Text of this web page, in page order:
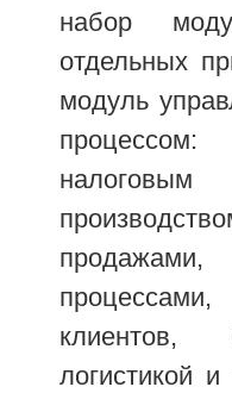
набор
отдельных
модуль
процессом:
клиентов,
логистикой